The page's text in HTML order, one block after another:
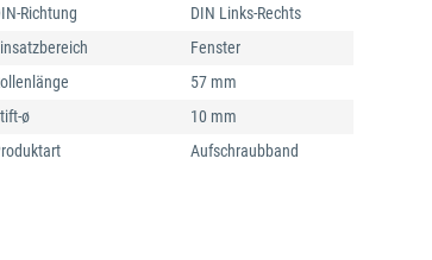
Richtung
DIN Links-Rechts
Fenster
57 mm
ø
10 mm
Aufschraubband